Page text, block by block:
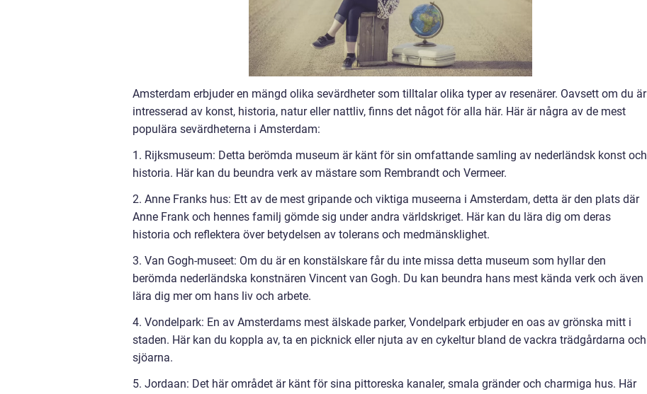
Amsterdam erbjuder en mängd olika sevärdheter som tilltalar olika typer av resenärer. Oavsett om du är
intresserad av konst, historia, natur eller nattliv, finns det något för alla här. Här är några av de mest
populära sevärdheterna i Amsterdam:
1. Rijksmuseum: Detta berömda museum är känt för sin omfattande samling av nederländsk konst och
historia. Här kan du beundra verk av mästare som Rembrandt och Vermeer.
2. Anne Franks hus: Ett av de mest gripande och viktiga museerna i Amsterdam, detta är den plats där
Anne Frank och hennes familj gömde sig under andra världskriget. Här kan du lära dig om deras
historia och reflektera över betydelsen av tolerans och medmänsklighet.
3. Van Gogh-museet: Om du är en konstälskare får du inte missa detta museum som hyllar den
berömda nederländska konstnären Vincent van Gogh. Du kan beundra hans mest kända verk och även
lära dig mer om hans liv och arbete.
4. Vondelpark: En av Amsterdams mest älskade parker, Vondelpark erbjuder en oas av grönska mitt i
staden. Här kan du koppla av, ta en picknick eller njuta av en cykeltur bland de vackra trädgårdarna och
sjöarna.
5. Jordaan: Det här området är känt för sina pittoreska kanaler, smala gränder och charmiga hus. Här